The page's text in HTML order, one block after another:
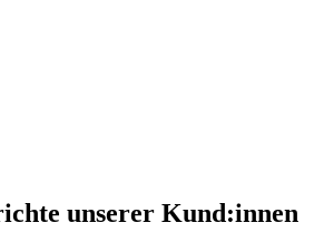
unserer Kund:innen